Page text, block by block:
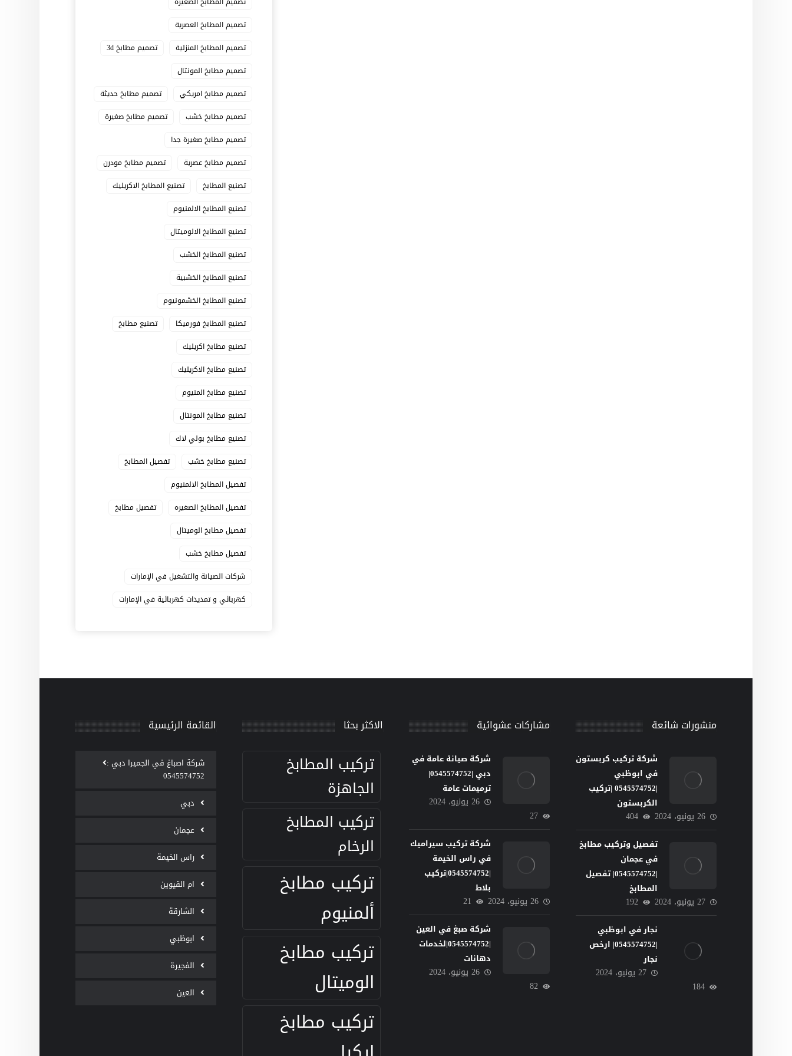
تصميم المطابخ العصرية
تصميم المطابخ المنزلية
تصميم مطابخ 3d
تصميم مطابخ المونتال
تصميم مطابخ امريكي
تصميم مطابخ حديثة
تصميم مطابخ خشب
تصميم مطابخ صغيرة
تصميم مطابخ صغيرة جدا
تصميم مطابخ عصرية
تصميم مطابخ مودرن
تصنيع المطابخ
تصنيع المطابخ الاكريليك
تصنيع المطابخ الالمنيوم
تصنيع المطابخ الالوميتال
تصنيع المطابخ الخشب
تصنيع المطابخ الخشبية
تصنيع المطابخ الخشمونيوم
تصنيع المطابخ فورميكا
تصنيع مطابخ
تصنيع مطابخ اكريليك
تصنيع مطابخ الاكريليك
تصنيع مطابخ المنيوم
تصنيع مطابخ المونتال
تصنيع مطابخ بولي لاك
تصنيع مطابخ خشب
تفصيل المطابخ
تفصيل المطابخ الالمنيوم
تفصيل المطابخ الصغيره
تفصيل مطابخ
تفصيل مطابخ الوميتال
تفصيل مطابخ خشب
شركات الصيانة والتشغيل في الإمارات
كهربائي و تمديدات كهربائية في الإمارات
منشورات شائعة
شركة تركيب كربستون
في ابوظبي
|0545574752 |تركيب
الكربستون
26 يونيو، 2024 404
تفصيل وتركيب مطابخ
في عجمان
|0545574752| تفصيل
المطابخ
27 يونيو، 2024 192
نجار في ابوظبي
|0545574752| ارخص
نجار
27 يونيو، 2024
184
مشاركات عشوائية
شركة صيانة عامة في
دبي |0545574752|
ترميمات عامة
26 يونيو، 2024
27
شركة تركيب سيراميك
في راس الخيمة
|0545574752|تركيب
بلاط
26 يونيو، 2024 21
شركة صبغ في العين
|0545574752|لخدمات
دهانات
26 يونيو، 2024
82
الاكثر بحثا
تركيب المطابخ
الجاهزة
تركيب المطابخ
الرخام
تركيب مطابخ
ألمنيوم
تركيب مطابخ
الوميتال
تركيب مطابخ
القائمة الرئيسية
‫شركة اصباغ في الجميرا دبي :
0545574752
دبي
عجمان
راس الخيمة
ام القيوين
الشارقة
ابوظبي
الفجيرة
العين